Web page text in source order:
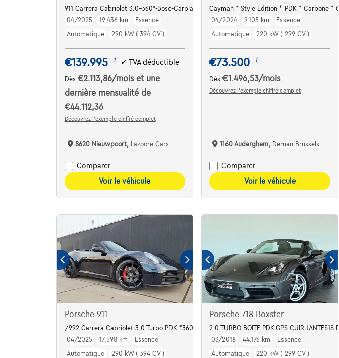
911 Carrera Cabriolet 3.0-360°-Bose-Carplay
04/2025
19.436 km
Essence
Automatique
290 kW ( 394 CV )
€139.995 1 ✓ TVA déductible
Dès €2.113,86/mois et une
dernière mensualité de
€44.112,36
Découvrez l’exemple chiffré complet
8620 Nieuwpoort, Lazoore Cars
Comparer
Voir le véhicule
Cayman * Style Edition * PDK * Carbone *
04/2024
9.105 km
Essence
Automatique
220 kW ( 299 CV )
€73.500 1
Dès€1.496,53/mois
Découvrez l’exemple chiffré complet
1160 Auderghem, Deman Brussels
Comparer
Voir le véhicule
Porsche 911
/992 Carrera Cabriolet 3.0 Turbo PDK *360'CAMERA*
04/2025
17.598 km
Essence
Automatique
290 kW ( 394 CV )
Porsche 718 Boxster
2.0 TURBO BOITE PDK-GPS-CUIR-JANTES18-
03/2018
44.176 km
Essence
Automatique
220 kW ( 299 CV )